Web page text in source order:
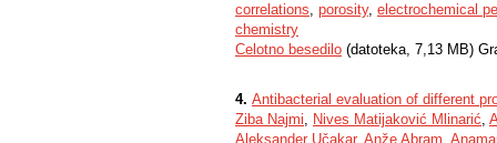
correlations, porosity, electrochemical
chemistry
Celotno besedilo (datoteka, 7,13 MB)
4. Antibacterial evaluation of different
Ziba Najmi, Nives Matijaković Mlinarić,
Aleksander Učakar, Anže Abram,